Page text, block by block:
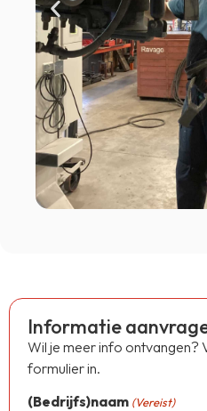
Informatie
Wil je meer info ontvangen?
formulier in.
(Bedrijfs)naam (Vereist)